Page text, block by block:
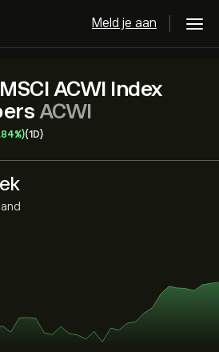
Meld je aan
ACWI Index
ACWI
(1D)